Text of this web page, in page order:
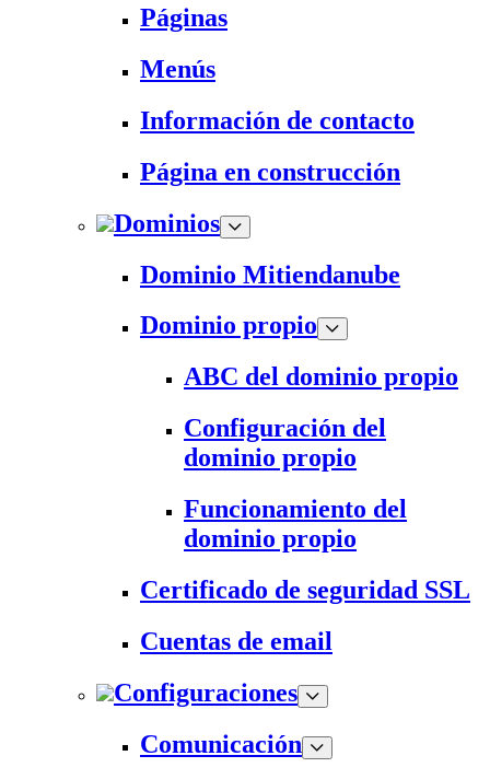
Páginas
Menús
Información de contacto
Página en construcción
Dominios
Dominio Mitiendanube
Dominio propio
ABC del dominio propio
Configuración del
dominio propio
Funcionamiento del
dominio propio
Certificado de seguridad SSL
Cuentas de email
Configuraciones
Comunicación